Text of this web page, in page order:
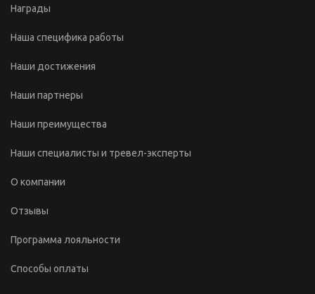
Награды
Наша специфика работы
Наши достижения
Наши партнеры
Наши преимущества
Наши специалисты и тревел-эксперты
О компании
Отзывы
Программа лояльности
Способы оплаты